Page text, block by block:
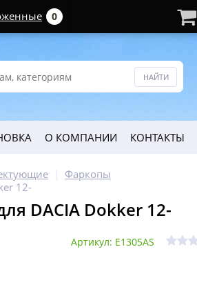
О КОМПАНИИ КОНТАКТЫ
Фаркопы
12-
DACIA Dokker 12-
Артикул: E1305AS
0